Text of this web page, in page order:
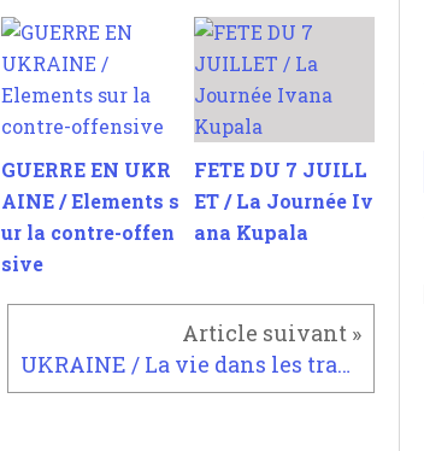
GUERRE EN UKR
AINE / Elements s
ur la contre-offen
sive
FETE DU 7 JUILL
ET / La Journée Iv
ana Kupala
UKRAINE / La vie dans les tranchées du Donbass